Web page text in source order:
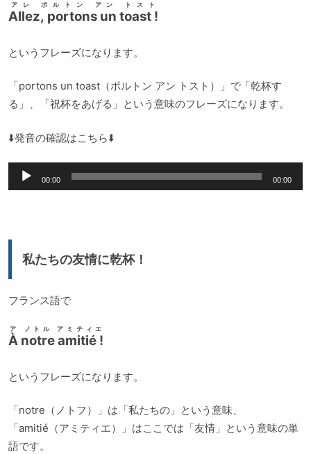
Allez, portons un toast !
アレ ポルトン アン トスト
というフレーズになります。
「portons un toast（ポルトン アン トスト）」で「乾杯す
る」、「祝杯をあげる」という意味のフレーズになります。
⬇️発音の確認はこちら⬇️
声
00:00 00:00
私たちの友情に乾杯！
フランス語で
À notre amitié !
ア ノトル アミティエ
というフレーズになります。
「notre（ノトフ）」は「私たちの」という意味、
「amitié（アミティエ）」はここでは「友情」という意味の単
語です。